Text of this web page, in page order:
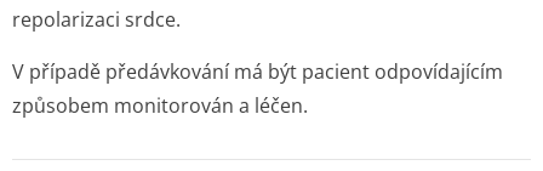
repolarizaci srdce.
V případě předávkování má být pacient odpovídajícím
způsobem monitorován a léčen.